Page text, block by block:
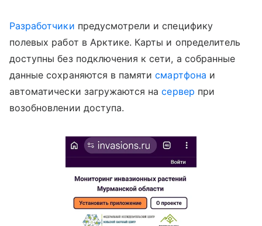
Разработчики предусмотрели и специфику
полевых работ в Арктике. Карты и определитель
доступны без подключения к сети, а собранные
данные сохраняются в памятисмартфона и
автоматически загружаются насервер при
возобновлении доступа.